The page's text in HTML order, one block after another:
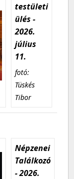
testületi
ülés -
2026.
július
11.
fotó:
Tüskés
Tibor
Népzenei
Találkozó
- 2026.